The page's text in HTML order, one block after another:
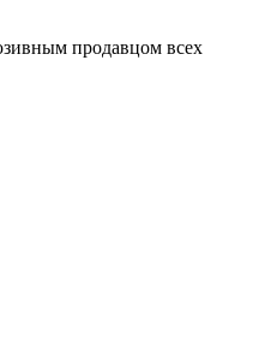
продавцом всех